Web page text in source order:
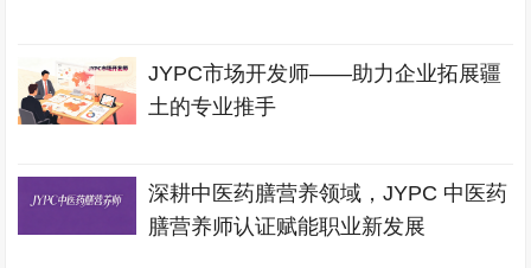
JYPC市场开发师——助力企业拓展疆
土的专业推手
深耕中医药膳营养领域，JYPC 中医药
膳营养师认证赋能职业新发展